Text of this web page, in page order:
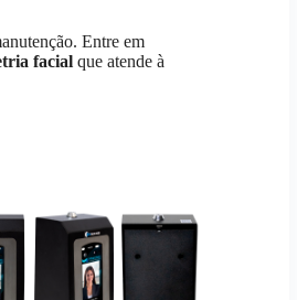
Entre em
facial que atende à